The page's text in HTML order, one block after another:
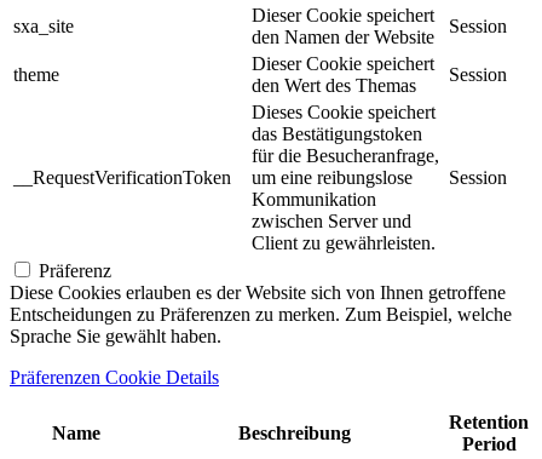
sxa_site
Dieser Cookie speichert
den Namen der Website
Session
theme
Dieser Cookie speichert
den Wert des Themas
Session
__RequestVerificationToken
Dieses Cookie speichert
das Bestätigungstoken
für die Besucheranfrage,
um eine reibungslose
Kommunikation
zwischen Server und
Client zu gewährleisten.
Session
Präferenz
Diese Cookies erlauben es der Website sich von Ihnen getroffene
Entscheidungen zu Präferenzen zu merken. Zum Beispiel, welche
Sprache Sie gewählt haben.
Präferenzen Cookie Details
Name Beschreibung
Retention
Period